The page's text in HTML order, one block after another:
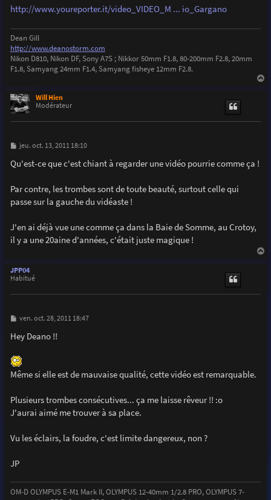
http://www.youreporter.it/video_VIDEO_M ... io_Gargano
Dean Gill
http://www.deanostorm.com
Nikon D810, Nikon DF, Sony A7S ; Nikkor 50mm F1.8, 80-200mm F2.8, 20mm
F1.8, Samyang 24mm F1.4, Samyang fisheye 12mm F2.8.
Will Hien
Modérateur
M
s
s
e
jeu. oct. 13, 2011 18:10
Qu'est-ce que c'est chiant à regarder une vidéo pourrie comme ça !
Par contre, les trombes sont de toute beauté, surtout celle qui
passe sur la gauche du vidéaste !
J'en ai déjà vue une comme ça dans la Baie de Somme, au Crotoy,
il y a une 20aine d'années, c'était juste magique !
JPP04
Habitué
M
s
s
g
e
ven. oct. 28, 2011 18:47
Hey Deano !!
Même si elle est de mauvaise qualité, cette vidéo est remarquable.
Plusieurs trombes consécutives... ça me laisse rêveur !! :o
J'aurai aimé me trouver à sa place.
Vu les éclairs, la foudre, c'est limite dangereux, non ?
JP
OM-D OLYMPUS E-M1 Mark II, OLYMPUS 12-40mm 1/2.8 PRO, OLYMPUS 7-